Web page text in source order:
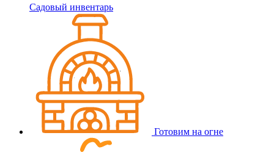
Садовый инвентарь
Готовим на огне